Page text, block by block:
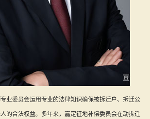
专业委员会运用专业的法律知识确保被拆迁户、拆迁公
的合法权益。多年来，嘉定征地补偿委员会在动拆迁